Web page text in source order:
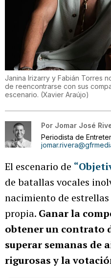
Janina Irizarry y Fabián Torres
de reencontrarse con sus
escenario. (Xavier Araújo)
Por Jomar José
Periodista de
El escenario de
de batallas vocales
nacimiento de
propia. Ganar la
obtener un contrato
superar semanas de
rigurosas y la